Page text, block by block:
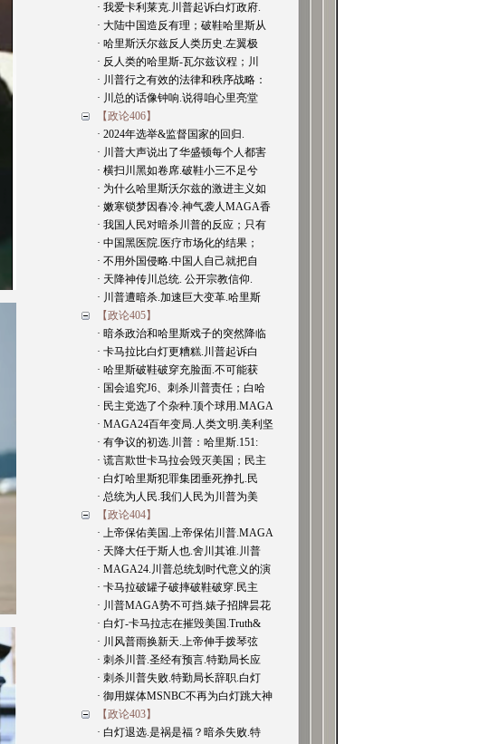
· 我爱卡利莱克.川普起诉白灯政府.
· 大陆中国造反有理；破鞋哈里斯从
· 哈里斯沃尔兹反人类历史.左翼极
· 反人类的哈里斯-瓦尔兹议程；川
· 川普行之有效的法律和秩序战略：
· 川总的话像钟响.说得咱心里亮堂
【政论406】
· 2024年选举&监督国家的回归.
· 川普大声说出了华盛顿每个人都害
· 横扫川黑如卷席.破鞋小三不足兮
· 为什么哈里斯沃尔兹的激进主义如
· 嫩寒锁梦因春冷.神气袭人MAGA香
· 我国人民对暗杀川普的反应；只有
· 中国黑医院.医疗市场化的结果；
· 不用外国侵略.中国人自己就把自
· 天降神传川总统. 公开宗教信仰.
· 川普遭暗杀.加速巨大变革.哈里斯
【政论405】
· 暗杀政治和哈里斯戏子的突然降临
· 卡马拉比白灯更糟糕.川普起诉白
· 哈里斯破鞋破穿充脸面.不可能获
· 国会追究J6、刺杀川普责任；白哈
· 民主党选了个杂种.顶个球用.MAGA
· MAGA24百年变局.人类文明.美利坚
· 有争议的初选.川普：哈里斯.151:
· 谎言欺世卡马拉会毁灭美国；民主
· 白灯哈里斯犯罪集团垂死挣扎.民
· 总统为人民.我们人民为川普为美
【政论404】
· 上帝保佑美国.上帝保佑川普.MAGA
· 天降大任于斯人也.舍川其谁.川普
· MAGA24.川普总统划时代意义的演
· 卡马拉破罐子破摔破鞋破穿.民主
· 川普MAGA势不可挡.婊子招牌昙花
· 白灯-卡马拉志在摧毁美国.Truth&
· 川风普雨换新天.上帝伸手拨琴弦
· 刺杀川普.圣经有预言.特勤局长应
· 刺杀川普失败.特勤局长辞职.白灯
· 御用媒体MSNBC不再为白灯跳大神
【政论403】
· 白灯退选.是祸是福？暗杀失败.特